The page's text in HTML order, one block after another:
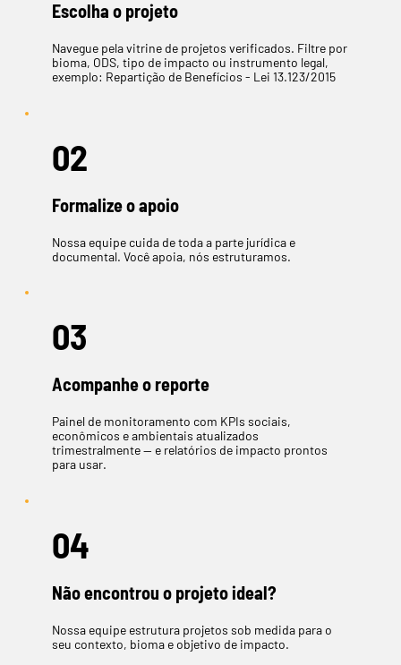
Escolha o projeto
​Navegue pela vitrine de projetos verificados. Filtre por
bioma, ODS, tipo de impacto ou instrumento legal,
exemplo: Repartição de Benefícios - Lei 13.123/2015
02
Formalize o apoio
Nossa equipe cuida de toda a parte jurídica e
documental. Você apoia, nós estruturamos.
03
Acompanhe o reporte
Painel de monitoramento com KPIs sociais,
econômicos e ambientais atualizados
trimestralmente — e relatórios de impacto prontos
para usar.
04
Não encontrou o projeto ideal?
Nossa equipe estrutura projetos sob medida para o
seu contexto, bioma e objetivo de impacto.